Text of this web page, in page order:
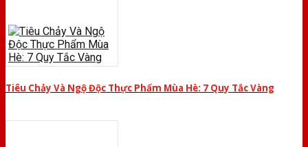
Tiêu Chảy Và Ngộ Độc Thực Phẩm Mùa Hè: 7 Quy Tắc Vàng